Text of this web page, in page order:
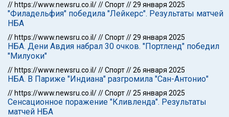
// https://www.newsru.co.il///Спорт//29 января 2025
"Филадельфия" победила "Лейкерс". Результаты матчей
НБА
// https://www.newsru.co.il///Спорт//29 января 2025
НБА. Дени Авдия набрал 30 очков. "Портленд" победил
"Милуоки"
// https://www.newsru.co.il///Спорт//26 января 2025
НБА. В Париже "Индиана" разгромила "Сан-Антонио"
// https://www.newsru.co.il///Спорт//25 января 2025
Сенсационное поражение "Кливленда". Результаты
матчей НБА